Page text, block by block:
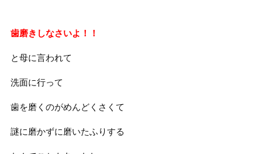
歯磨きしなさいよ！！
と母に言われて
洗面に行って
歯を磨くのがめんどくさくて
謎に磨かずに磨いたふりする